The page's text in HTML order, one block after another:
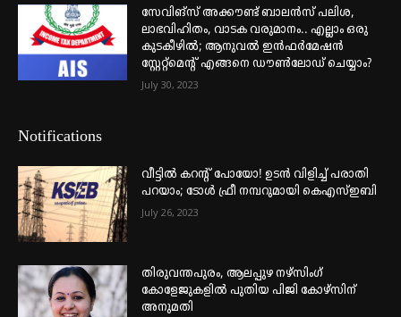
സേവിങ്സ് അക്കൗണ്ട് ബാലൻസ് പലിശ,
ലാഭവിഹിതം, വാടക വരുമാനം.. എല്ലാം ഒരു
കുടകീഴിൽ; ആനുവൽ ഇൻഫർമേഷൻ
സ്റ്റേറ്റ്മെന്റ് എങ്ങനെ ഡൗൺലോഡ് ചെയ്യാം?
July 30, 2023
Notifications
വീട്ടില്‍ കറന്റ് പോയോ! ഉടന്‍ വിളിച്ച് പരാതി
പറയാം; ടോള്‍ ഫ്രീ നമ്പറുമായി കെഎസ്ഇബി
July 26, 2023
തിരുവന്തപുരം, ആലപ്പുഴ നഴ്‌സിംഗ്
കോളേജുകളില്‍ പുതിയ പിജി കോഴ്‌സിന്
അനുമതി